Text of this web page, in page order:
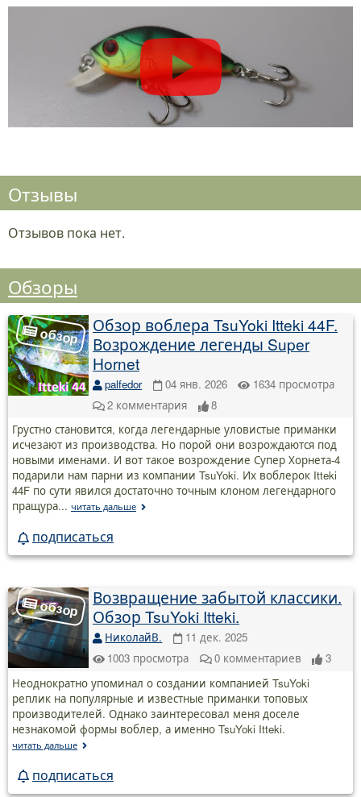
Отзывы
Отзывов пока нет.
Обзоры
Обзор воблера TsuYoki Itteki 44F.
Возрождение легенды Super
Hornet
palfedor 04 янв. 2026 1634 просмотра
2 комментария
8
Грустно становится, когда легендарные уловистые приманки
исчезают из производства. Но порой они возрождаются под
новыми именами. И вот такое возрождение Супер Хорнета-4
подарили нам парни из компании TsuYoki. Их воблерок Itteki
44F по сути явился достаточно точным клоном легендарного
пращура... читать дальше
подписаться
Возвращение забытой классики.
Обзор TsuYoki Itteki.
НиколайВ.
11 дек. 2025
1003 просмотра 0 комментариев
3
Неоднократно упоминал о создании компанией TsuYoki
реплик на популярные и известные приманки топовых
производителей. Однако заинтересовал меня доселе
незнакомой формы воблер, а именно TsuYoki Itteki.
читать дальше
подписаться